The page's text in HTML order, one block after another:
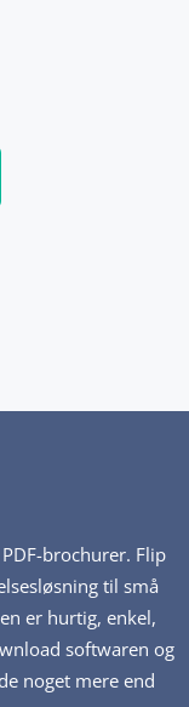
brochurer. Flip
til små
er hurtig, enkel,
softwaren og
noget mere end